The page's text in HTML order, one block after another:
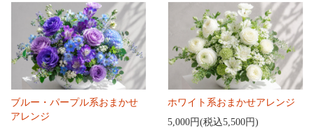
ブルー・パープル系おまかせ
アレンジ
ホワイト系おまかせアレンジ
5,000円(税込5,500円)